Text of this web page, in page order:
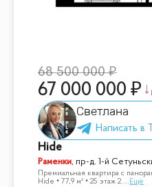
68 500 000
67 000 000
Светлана
Hide
Раменки,пр-д. 1-й
Премиальная квартира с
Hide • 77,9 м² • 25 этаж 2.... Ещё